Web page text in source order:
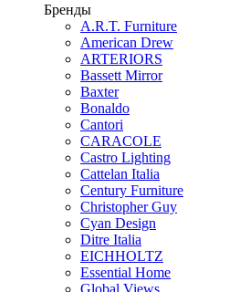
Бренды
A.R.T. Furniture
American Drew
ARTERIORS
Bassett Mirror
Baxter
Bonaldo
Cantori
CARACOLE
Castro Lighting
Cattelan Italia
Century Furniture
Christopher Guy
Cyan Design
Ditre Italia
EICHHOLTZ
Essential Home
Global Views